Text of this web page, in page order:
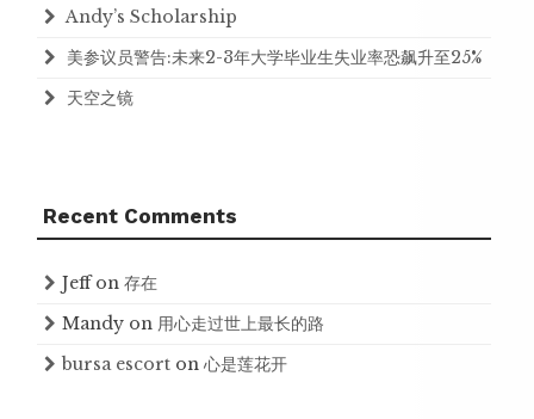
Andy’s Scholarship
美参议员警告:未来2-3年大学毕业生失业率恐飙升至25%
天空之镜
Recent Comments
Jeffon 存在
Mandy on 用心走过世上最长的路
bursa escort on 心是莲花开